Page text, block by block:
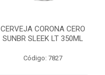
CERVEJA CORONA CERO
SUNBR SLEEK LT 350ML
Código: 7827